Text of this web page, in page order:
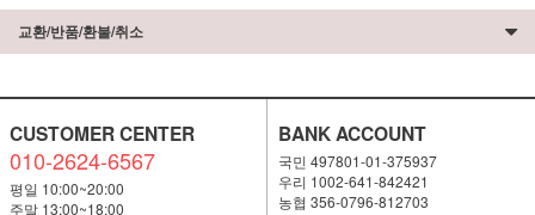
교환/반품/환불/취소
CUSTOMER CENTER
010-2624-6567
평일 10:00~20:00
주말 13:00~18:00
BANK ACCOUNT
국민 497801-01-375937
우리 1002-641-842421
농협 356-0796-812703